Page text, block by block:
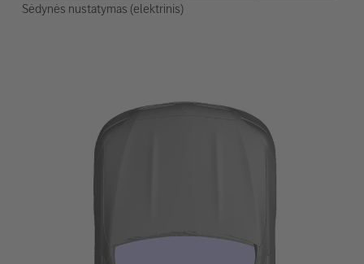
Sėdynės nustatymas (elektrinis)